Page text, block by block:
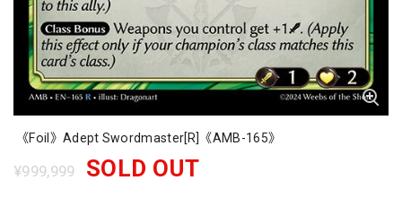
《Foil》Adept Swordmaster[R]《AMB-165》
¥999,999 SOLD OUT